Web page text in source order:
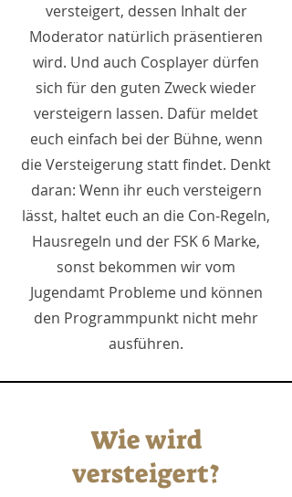
versteigert, dessen Inhalt der
Moderator natürlich präsentieren
wird. Und auch Cosplayer dürfen
sich für den guten Zweck wieder
versteigern lassen. Dafür meldet
euch einfach bei der Bühne, wenn
die Versteigerung statt findet. Denkt
daran: Wenn ihr euch versteigern
lässt, haltet euch an die Con-Regeln,
Hausregeln und der FSK 6 Marke,
sonst bekommen wir vom
Jugendamt Probleme und können
den Programmpunkt nicht mehr
ausführen.
Wie wird
versteigert?